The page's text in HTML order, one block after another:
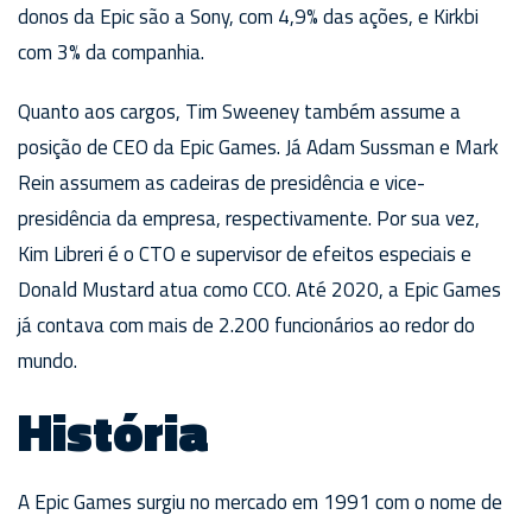
donos da Epic são a Sony, com 4,9% das ações, e Kirkbi
com 3% da companhia.
Quanto aos cargos, Tim Sweeney também assume a
posição de CEO da Epic Games. Já Adam Sussman e Mark
Rein assumem as cadeiras de presidência e vice-
presidência da empresa, respectivamente. Por sua vez,
Kim Libreri é o CTO e supervisor de efeitos especiais e
Donald Mustard atua como CCO. Até 2020, a Epic Games
já contava com mais de 2.200 funcionários ao redor do
mundo.
História
A Epic Games surgiu no mercado em 1991 com o nome de